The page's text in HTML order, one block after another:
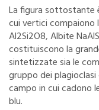
La figura sottostante
cui vertici compaiono
Al2Si2O8, Albite
costituiscono la
sintetizzate sia le
gruppo dei
campo in cui cadono
blu.